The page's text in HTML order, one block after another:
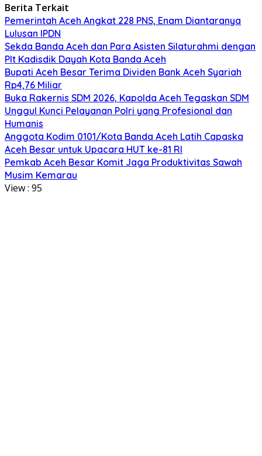
Berita Terkait
Pemerintah Aceh Angkat 228 PNS, Enam Diantaranya
Lulusan IPDN
Sekda Banda Aceh dan Para Asisten Silaturahmi dengan
Plt Kadisdik Dayah Kota Banda Aceh
Bupati Aceh Besar Terima Dividen Bank Aceh Syariah
Rp4,76 Miliar
Buka Rakernis SDM 2026, Kapolda Aceh Tegaskan SDM
Unggul Kunci Pelayanan Polri yang Profesional dan
Humanis
Anggota Kodim 0101/Kota Banda Aceh Latih Capaska
Aceh Besar untuk Upacara HUT ke-81 RI
Pemkab Aceh Besar Komit Jaga Produktivitas Sawah
Musim Kemarau
View : 95